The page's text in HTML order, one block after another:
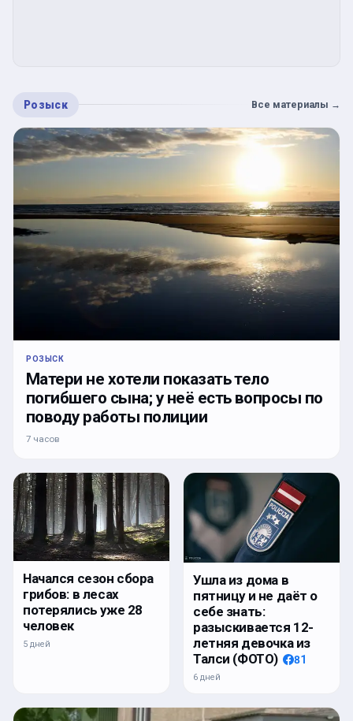
Розыск Все материалы →
РОЗЫСК
Матери не хотели показать тело
погибшего сына; у неё есть вопросы по
поводу работы полиции
7 часов
Начался сезон сбора
грибов: в лесах
потерялись уже 28
человек
5 дней
Ушла из дома в
пятницу и не даёт о
себе знать:
разыскивается 12-
летняя девочка из
Талси (ФОТО)
81
6 дней